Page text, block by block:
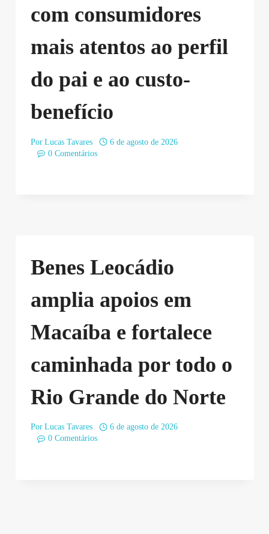
com consumidores
mais atentos ao perfil
do pai e ao custo-
benefício
Por Lucas Tavares
6 de agosto de 2026
0 Comentários
Benes Leocádio
amplia apoios em
Macaíba e fortalece
caminhada por todo o
Rio Grande do Norte
Por Lucas Tavares
6 de agosto de 2026
0 Comentários